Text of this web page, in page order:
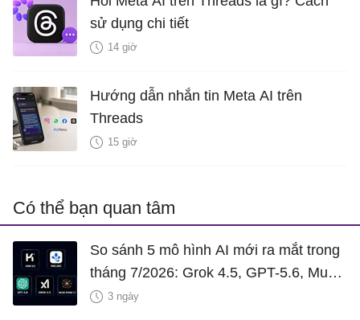
sử dụng chi tiết
14 giờ
Hướng dẫn nhắn tin Meta AI trên
Threads
15 giờ
Có thể bạn quan tâm
So sánh 5 mô hình AI mới ra mắt trong
tháng 7/2026: Grok 4.5, GPT-5.6, Muse
Spark 1.1, Inkling và Kimi K3
3 ngày